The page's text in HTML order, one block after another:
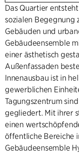
Das Quartier
sozialen Begegnung
Gebäuden und
Gebäudeensemble
einer ästhetisch
Außenfassaden
Innenausbau ist in
gewerblichen
Tagungszentrum
gegliedert. Mit ihrer
einen
öffentliche Bereiche
Gebäudeensemble